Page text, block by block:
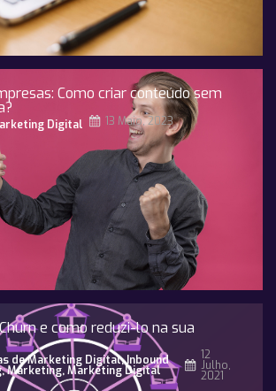
Como criar conteúdo sem
Digital 13 Maio, 2023
e como reduzi-lo na sua
de Marketing Digital,Inbound
,Marketing,Marketing Digital
12
Julho,
2021